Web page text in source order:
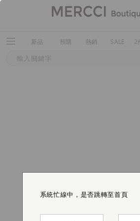
新品 預購 熱銷 SALE 2
系統忙線中，是否跳轉至首頁
系統忙線中，是否跳轉至首頁
系統忙線中，是否跳轉至首頁
系統忙線中，是否跳轉至首頁
系統忙線中，是否跳轉至首頁